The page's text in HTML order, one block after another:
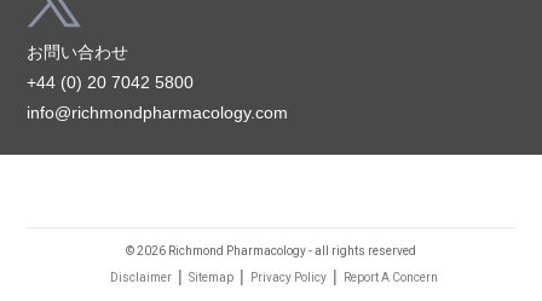
お問い合わせ
+44 (0) 20 7042 5800
info@richmondpharmacology.com
© 2026 Richmond Pharmacology - all rights reserved
Disclaimer | Sitemap | Privacy Policy | Report A Concern